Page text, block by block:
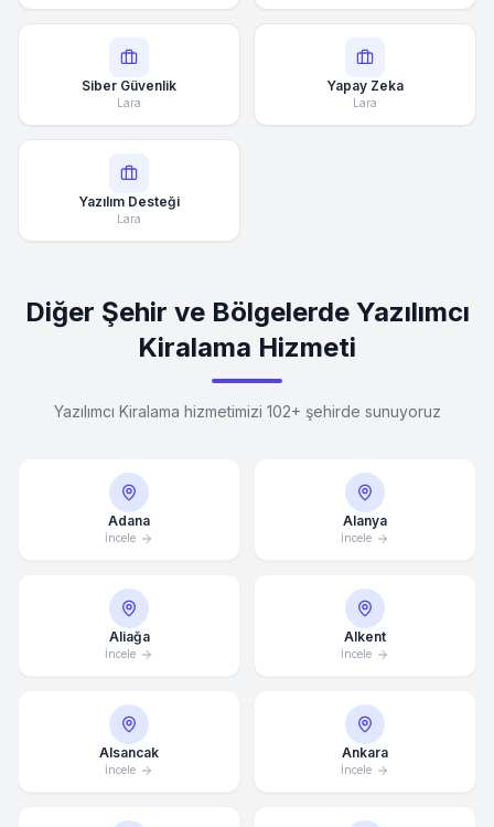
Siber Güvenlik
Lara
Yapay Zeka
Lara
Yazılım Desteği
Lara
Diğer Şehir ve Bölgelerde Yazılımcı
Kiralama Hizmeti
Yazılımcı Kiralama hizmetimizi 102+ şehirde sunuyoruz
Adana
İncele
Alanya
İncele
Aliağa
İncele
Alkent
İncele
Alsancak
İncele
Ankara
İncele